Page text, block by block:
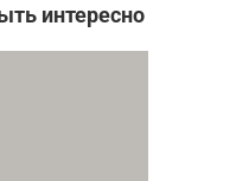
интересно